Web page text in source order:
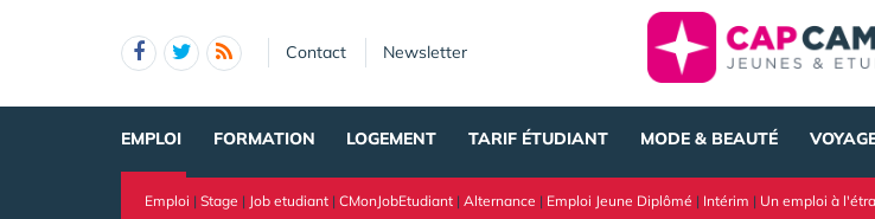
Contact Newsletter
EMPLOI FORMATION LOGEMENT TARIF ÉTUDIANT MODE & BEAUTÉ
Emploi | Stage | Job etudiant | CMonJobEtudiant | Alternance | Emploi Jeune Diplômé | Intérim | Un emploi à